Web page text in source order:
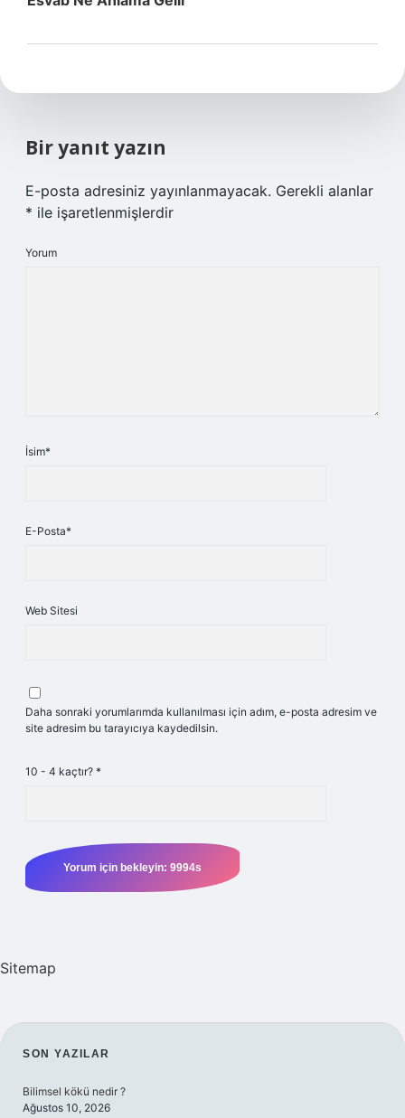
Bir yanıt yazın
E-posta adresiniz yayınlanmayacak. Gerekli alanlar
* ile işaretlenmişlerdir
Yorum
İsim*
E-Posta*
Web Sitesi
Daha sonraki yorumlarımda kullanılması için adım, e-posta adresim ve
site adresim bu tarayıcıya kaydedilsin.
10 - 4 kaçtır? *
Sitemap
SIDEBAR
SON YAZILAR
Bilimsel kökü nedir ?
Ağustos 10, 2026